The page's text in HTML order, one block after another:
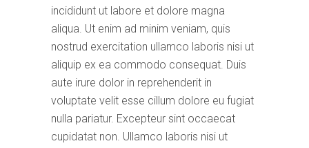
incididunt ut labore et dolore magna
aliqua. Ut enim ad minim veniam, quis
nostrud exercitation ullamco laboris nisi ut
aliquip ex ea commodo consequat. Duis
aute irure dolor in reprehenderit in
voluptate velit esse cillum dolore eu fugiat
nulla pariatur. Excepteur sint occaecat
cupidatat non. Ullamco laboris nisi ut